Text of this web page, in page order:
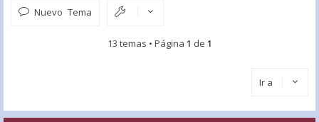
Nuevo Tema
13 temas • Página 1 de 1
Ir a